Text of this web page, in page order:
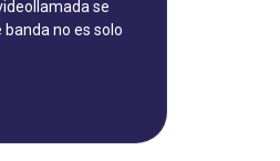
se
no es solo